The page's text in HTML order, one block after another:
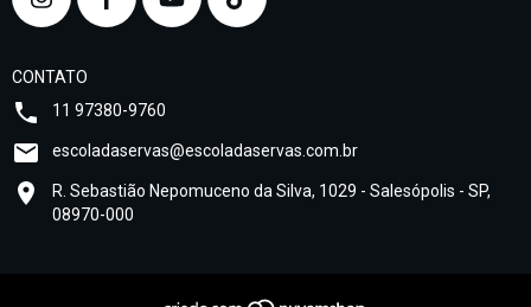
CONTATO
11 97380-9760
escoladaservas@escoladaservas.com.br
R. Sebastião Nepomuceno da Silva, 1029 - Salesópolis - SP,
08970-000